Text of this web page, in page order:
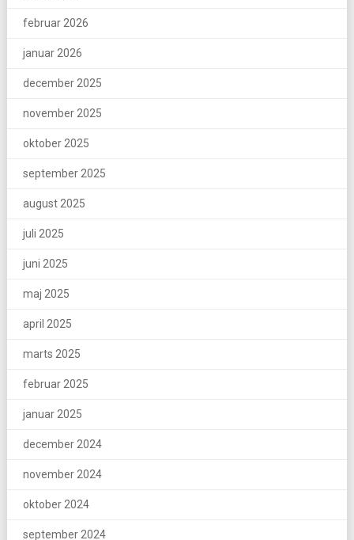
februar 2026
januar 2026
december 2025
november 2025
oktober 2025
september 2025
august 2025
juli 2025
juni 2025
maj 2025
april 2025
marts 2025
februar 2025
januar 2025
december 2024
november 2024
oktober 2024
september 2024